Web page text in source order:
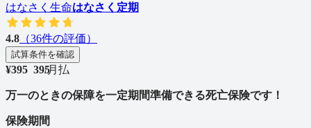
はなさく生命はなさく定期
4.8 （36件の評価）
試算条件を確認
¥395 395
/月払
万一のときの保障を一定期間準備できる死亡保険です！
保険期間